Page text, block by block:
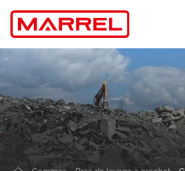
Panneau de gestion des cookies
Gammes
Savoir-
Solutions